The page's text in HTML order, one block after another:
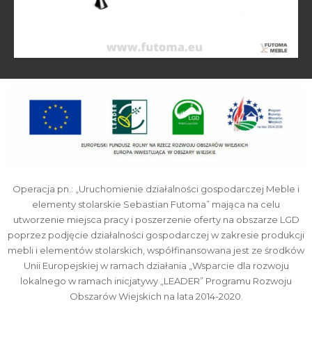
Operacja pn.: „Uruchomienie działalności gospodarczej Meble i
elementy stolarskie Sebastian Futoma” mająca na celu
utworzenie miejsca pracy i poszerzenie oferty na obszarze LGD
poprzez podjęcie działalności gospodarczej w zakresie produkcji
mebli i elementów stolarskich, współfinansowana jest ze środków
Unii Europejskiej w ramach działania „Wsparcie dla rozwoju
lokalnego w ramach inicjatywy „LEADER” Programu Rozwoju
Obszarów Wiejskich na lata 2014-2020.